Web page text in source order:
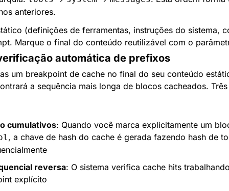
anteriores.
(definições de ferramentas, instruções do sistema,
Marque o final do conteúdo reutilizável com o
automática de prefixos
um breakpoint de cache no final do seu conteúdo
a sequência mais longa de blocos cacheados.
cumulativos
, a chave de hash do cache é gerada fazendo hash de
reversa: O sistema verifica cache hits
explícito